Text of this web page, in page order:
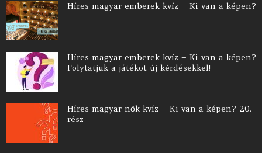
Híres magyar emberek kvíz – Ki van a képen?
Híres magyar emberek kvíz – Ki van a képen?
Folytatjuk a játékot új kérdésekkel!
Híres magyar nők kvíz – Ki van a képen? 20.
rész